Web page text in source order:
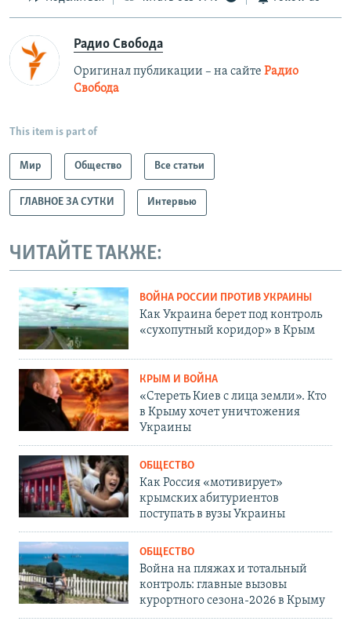
Радио Свобода
Оригинал публикации – на сайте Радио
Свобода
This item is part of
Мир Общество Все статьи
ГЛАВНОЕ ЗА СУТКИ Интервью
ЧИТАЙТЕ ТАКЖЕ:
ВОЙНА РОССИИ ПРОТИВ УКРАИНЫ
Как Украина берет под контроль
«сухопутный коридор» в Крым
КРЫМ И ВОЙНА
«Стереть Киев с лица земли». Кто
в Крыму хочет уничтожения
Украины
ОБЩЕСТВО
Как Россия «мотивирует»
крымских абитуриентов
поступать в вузы Украины
ОБЩЕСТВО
Война на пляжах и тотальный
контроль: главные вызовы
курортного сезона-2026 в Крыму